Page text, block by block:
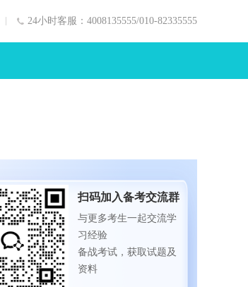
24小时客服：4008135555/010-82335555
扫码加入备考交流群
与更多考生一起交流学
习经验
备战考试，获取试题及
资料